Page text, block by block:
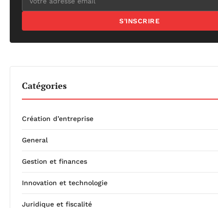
S'INSCRIRE
Catégories
Création d’entreprise
General
Gestion et finances
Innovation et technologie
Juridique et fiscalité